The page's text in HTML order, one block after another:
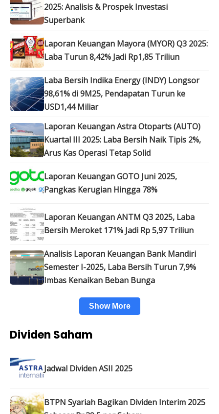
2025: Analisis & Prospek Investasi
Superbank
Laporan Keuangan Mayora (MYOR) Q3 2025:
Laba Turun 8,42% Jadi Rp1,85 Triliun
Laba Bersih Indika Energy (INDY) Longsor
98,61% di 9M25, Pendapatan Turun ke
USD1,44 Miliar
Laporan Keuangan Astra Otoparts (AUTO)
Kuartal III 2025: Laba Bersih Naik Tipis 2%,
Arus Kas Operasi Tetap Solid
Laporan Keuangan GOTO Juni 2025,
Pangkas Kerugian Hingga 78%
Laporan Keuangan ANTM Q3 2025, Laba
Bersih Meroket 171% Jadi Rp 5,97 Triliun
Analisis Laporan Keuangan Bank Mandiri
Semester I-2025, Laba Bersih Turun 7,9%
Imbas Kenaikan Beban Bunga
Show More
Dividen Saham
Jadwal Dividen ASII 2025
BTPN Syariah Bagikan Dividen Interim 2025